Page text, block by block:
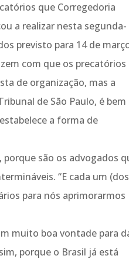
que Corregedoria
a realizar nesta segunda-
previsto para 14 de
com que os precatórios
de organização, mas a
de São Paulo, é bem
a forma de
são os advogados
“E cada um (dos
para nós aprimorarmos
muito boa vontade para
porque o Brasil já está